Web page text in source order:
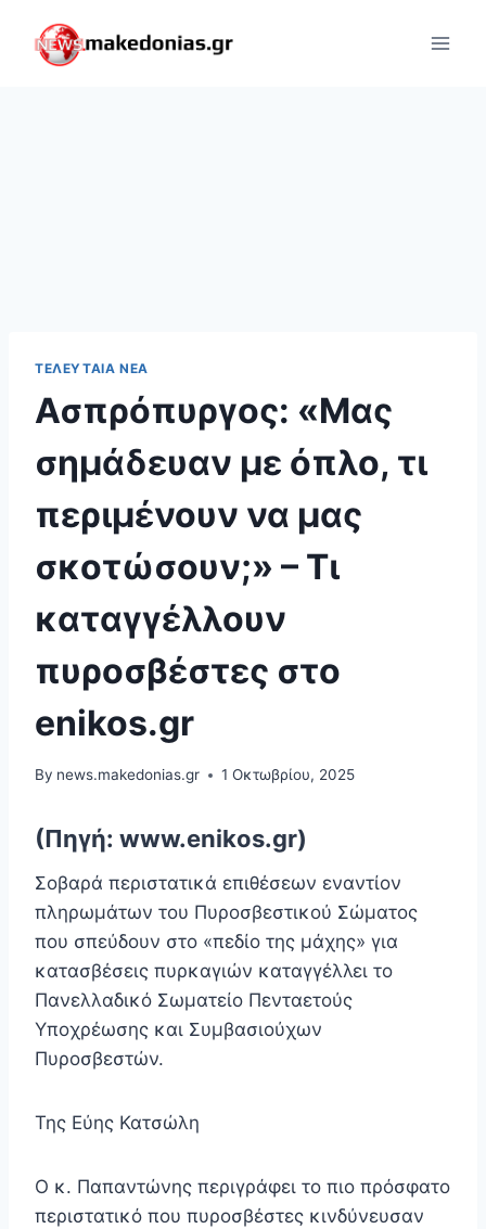
content
ΤΕΛΕΥΤΑΊΑ ΝΈΑ
Ασπρόπυργος: «Μας
σημάδευαν με όπλο, τι
περιμένουν να μας
σκοτώσουν;» – Τι
καταγγέλλουν
πυροσβέστες στο
enikos.gr
By news.makedonias.gr 1 Οκτωβρίου, 2025
(Πηγή: www.enikos.gr)
Σοβαρά περιστατικά επιθέσεων εναντίον
πληρωμάτων του Πυροσβεστικού Σώματος
που σπεύδουν στο «πεδίο της μάχης» για
κατασβέσεις πυρκαγιών καταγγέλλει το
Πανελλαδικό Σωματείο Πενταετούς
Υποχρέωσης και Συμβασιούχων
Πυροσβεστών.
Της Εύης Κατσώλη
Ο κ. Παπαντώνης περιγράφει το πιο πρόσφατο
περιστατικό που πυροσβέστες κινδύνευσαν